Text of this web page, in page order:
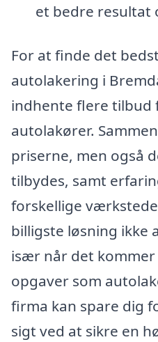
et bedre resultat
For at finde det
autolakering i
indhente flere tilbud
autolakører.
priserne, men også
tilbydes, samt
forskellige
billigste løsning ikke
især når det
opgaver som
firma kan spare dig
sigt ved at sikre en